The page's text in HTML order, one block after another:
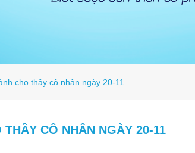
cho thầy cô nhân ngày 20-11
CÔ NHÂN NGÀY 20-11